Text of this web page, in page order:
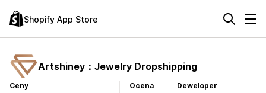
Shopify App Store
Artshiney：Jewelry Dropshipping
Ceny
Ocena
Deweloper